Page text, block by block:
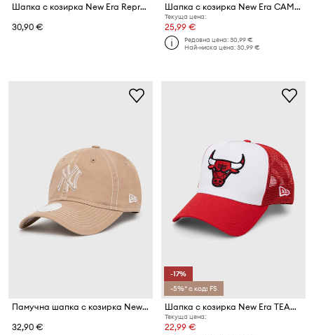
Шапка с козирка New Era Repreve Le 940 LA Dodgers
30,90 €
Шапка с козирка New Era CAMO INFILL 9FORTY®
Текуща цена:
25,99 €
Редовна цена:30,99 €
Най-ниска цена:30,99 €
Памучна шапка с козирка New Era 9Forty New York Yankees
32,90 €
-17%
-5%* с код: FS
Шапка с козирка New Era TEAM COLOUR BLOCK 9FORTY® AF TRUCKER
Текуща цена:
22,99 €